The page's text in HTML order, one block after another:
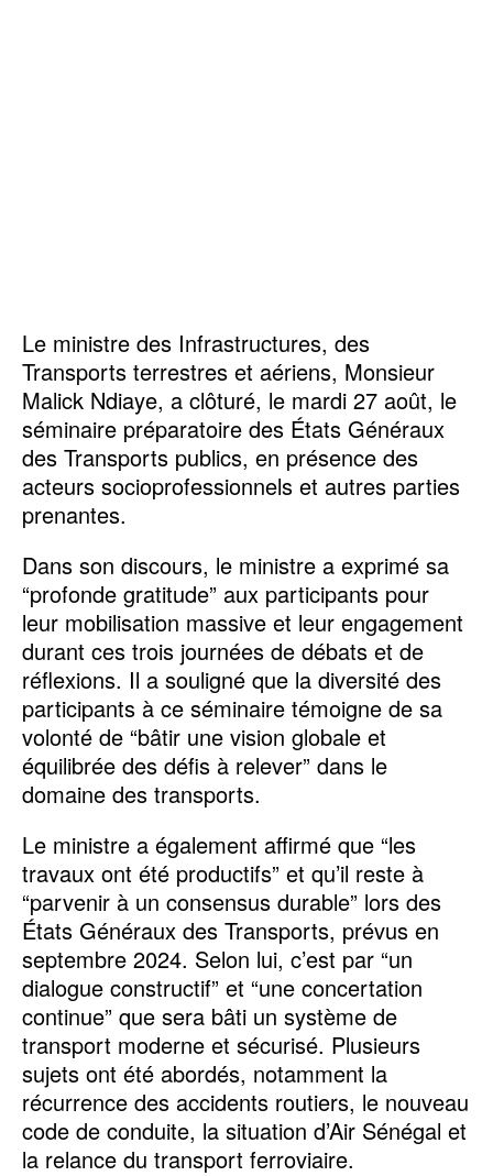
Le ministre des Infrastructures, des
Transports terrestres et aériens, Monsieur
Malick Ndiaye, a clôturé, le mardi 27 août, le
séminaire préparatoire des États Généraux
des Transports publics, en présence des
acteurs socioprofessionnels et autres parties
prenantes.
Dans son discours, le ministre a exprimé sa
“profonde gratitude” aux participants pour
leur mobilisation massive et leur engagement
durant ces trois journées de débats et de
réflexions. Il a souligné que la diversité des
participants à ce séminaire témoigne de sa
volonté de “bâtir une vision globale et
équilibrée des défis à relever” dans le
domaine des transports.
Le ministre a également affirmé que “les
travaux ont été productifs” et qu’il reste à
“parvenir à un consensus durable” lors des
États Généraux des Transports, prévus en
septembre 2024. Selon lui, c’est par “un
dialogue constructif” et “une concertation
continue” que sera bâti un système de
transport moderne et sécurisé. Plusieurs
sujets ont été abordés, notamment la
récurrence des accidents routiers, le nouveau
code de conduite, la situation d’Air Sénégal et
la relance du transport ferroviaire.